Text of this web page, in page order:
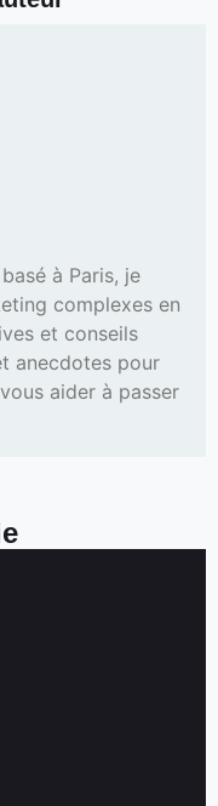
à Paris, je
complexes en
et conseils
anecdotes pour
aider à passer